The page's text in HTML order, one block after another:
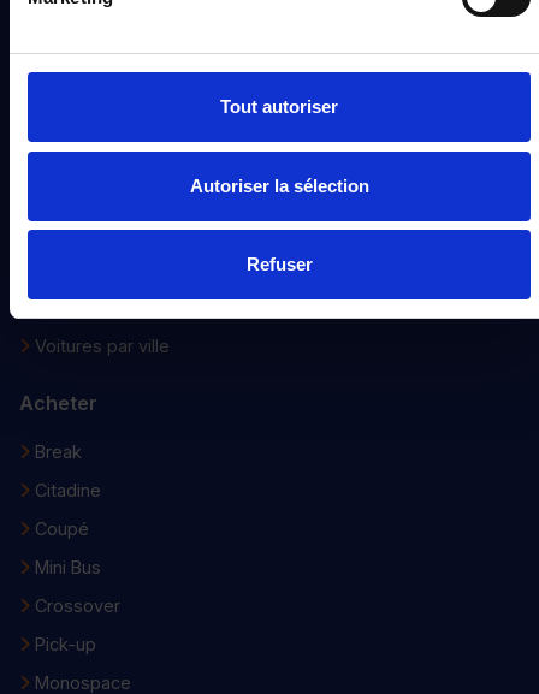
Tout autoriser
Autoriser la sélection
Refuser
Devenir distributeur
Voiture d’occasion
Nouveautés
Voitures faible km
Voitures par ville
Acheter
Break
Citadine
Coupé
Mini Bus
Crossover
Pick-up
Monospace